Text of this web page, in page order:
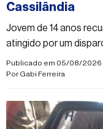
Cassilândia
Jovem de 14 anos
atingido por um
da vítima
Publicado em 05/08/2026
PorGabi Ferreira